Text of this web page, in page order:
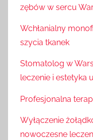
zębów w sercu
Wchłanialny
szycia tkanek
Stomatolog w
leczenie i estetyka
Profesjonalna
Wyłączenie
nowoczesne